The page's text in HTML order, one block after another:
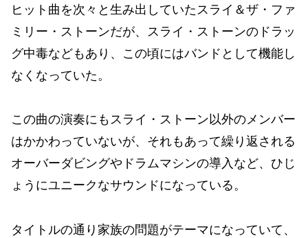
ヒット曲を次々と生み出していたスライ＆ザ・ファ
ミリー・ストーンだが、スライ・ストーンのドラッ
グ中毒などもあり、この頃にはバンドとして機能し
なくなっていた。
この曲の演奏にもスライ・ストーン以外のメンバー
はかかわっていないが、それもあって繰り返される
オーバーダビングやドラムマシンの導入など、ひじ
ょうにユニークなサウンドになっている。
タイトルの通り家族の問題がテーマになっていて、